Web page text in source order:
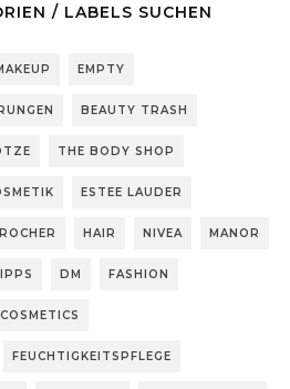
/ LABELS SUCHEN
EMPTY
BEAUTY TRASH
THE BODY SHOP
ESTEE LAUDER
HAIR NIVEA MANOR
DM FASHION
FEUCHTIGKEITSPFLEGE